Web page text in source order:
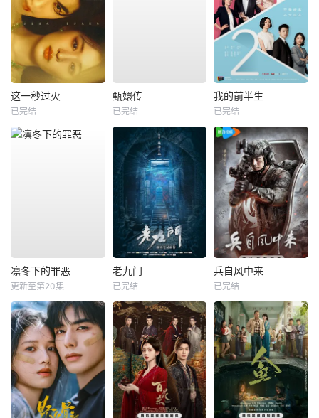
这一秒过火
已完结
甄嬛传
已完结
我的前半生
已完结
凛冬下的罪恶
更新至第20集
老九门
已完结
兵自风中来
已完结